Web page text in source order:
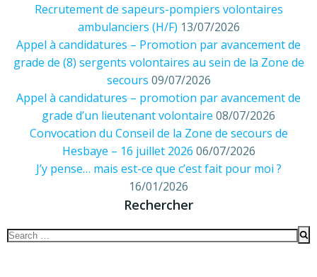
Recrutement de sapeurs-pompiers volontaires
ambulanciers (H/F) 13/07/2026
Appel à candidatures – Promotion par avancement de
grade de (8) sergents volontaires au sein de la Zone de
secours 09/07/2026
Appel à candidatures – promotion par avancement de
grade d’un lieutenant volontaire 08/07/2026
Convocation du Conseil de la Zone de secours de
Hesbaye – 16 juillet 2026 06/07/2026
J’y pense… mais est-ce que c’est fait pour moi ?
16/01/2026
Rechercher
Search